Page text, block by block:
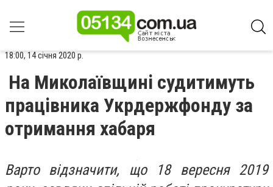
18:00, 14 січня 2020 р.
На Миколаївщині судитимуть
працівника Укрдержфонду за
отримання хабаря
Варто відзначити, що 18 вересня 2019